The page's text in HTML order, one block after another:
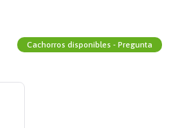
Cachorros disponibles - Pregunta